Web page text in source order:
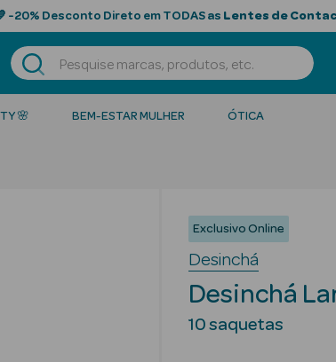
-20% Desconto Direto em TODAS as Lentes de
🌸 BEM-ESTAR MULHER ÓTICA
Exclusivo Online
Desinchá
Desinchá
10 saquetas